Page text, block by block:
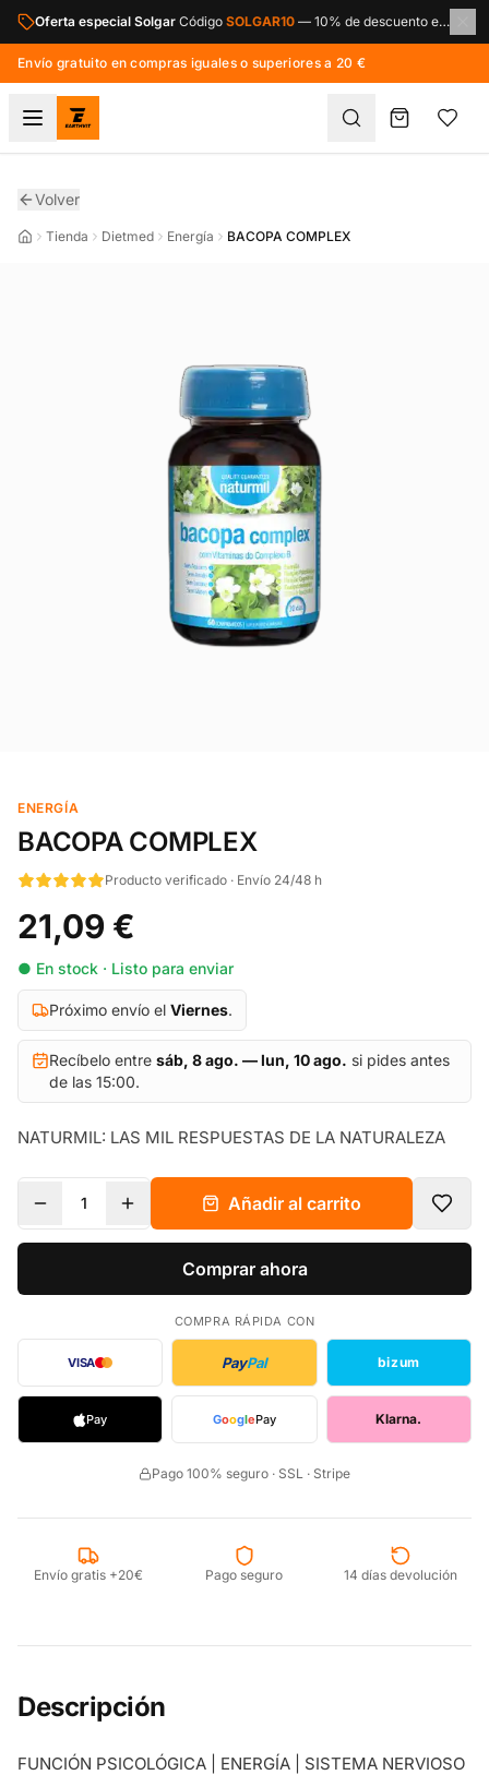
Saltar al contenido principal
Oferta especial Solgar Código SOLGAR10 — 10% de descuento en toda la marca Solgar.
Envío gratuito en compras iguales o superiores a 20 €
Volver
Tienda Dietmed Energía BACOPA COMPLEX
ENERGÍA
BACOPA COMPLEX
Producto verificado · Envío 24/48 h
21,09 €
● En stock · Listo para enviar
Próximo envío el Viernes.
Recíbelo entre sáb, 8 ago. — lun, 10 ago. si pides antes
de las 15:00.
NATURMIL: LAS MIL RESPUESTAS DE LA NATURALEZA
1 Añadir al carrito
Comprar ahora
COMPRA RÁPIDA CON
VISA PayPal bizum
Pay GooglePay Klarna.
Pago 100% seguro · SSL · Stripe
Envío gratis +20€ Pago seguro 14 días devolución
Descripción
FUNCIÓN PSICOLÓGICA | ENERGÍA | SISTEMA NERVIOSO